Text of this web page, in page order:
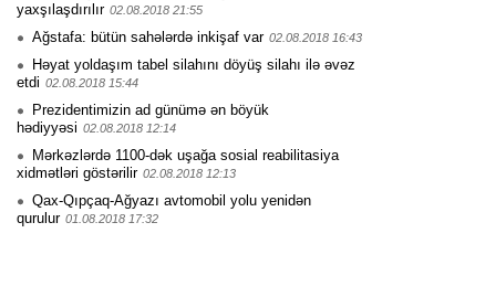
yaxşılaşdırılır 02.08.2018 21:55
Ağstafa: bütün sahələrdə inkişaf var 02.08.2018 16:43
Həyat yoldaşım tabel silahını döyüş silahı ilə əvəz
etdi 02.08.2018 15:44
Prezidentimizin ad günümə ən böyük
hədiyyəsi 02.08.2018 12:14
Mərkəzlərdə 1100-dək uşağa sosial reabilitasiya
xidmətləri göstərilir 02.08.2018 12:13
Qax-Qıpçaq-Ağyazı avtomobil yolu yenidən
qurulur 01.08.2018 17:32